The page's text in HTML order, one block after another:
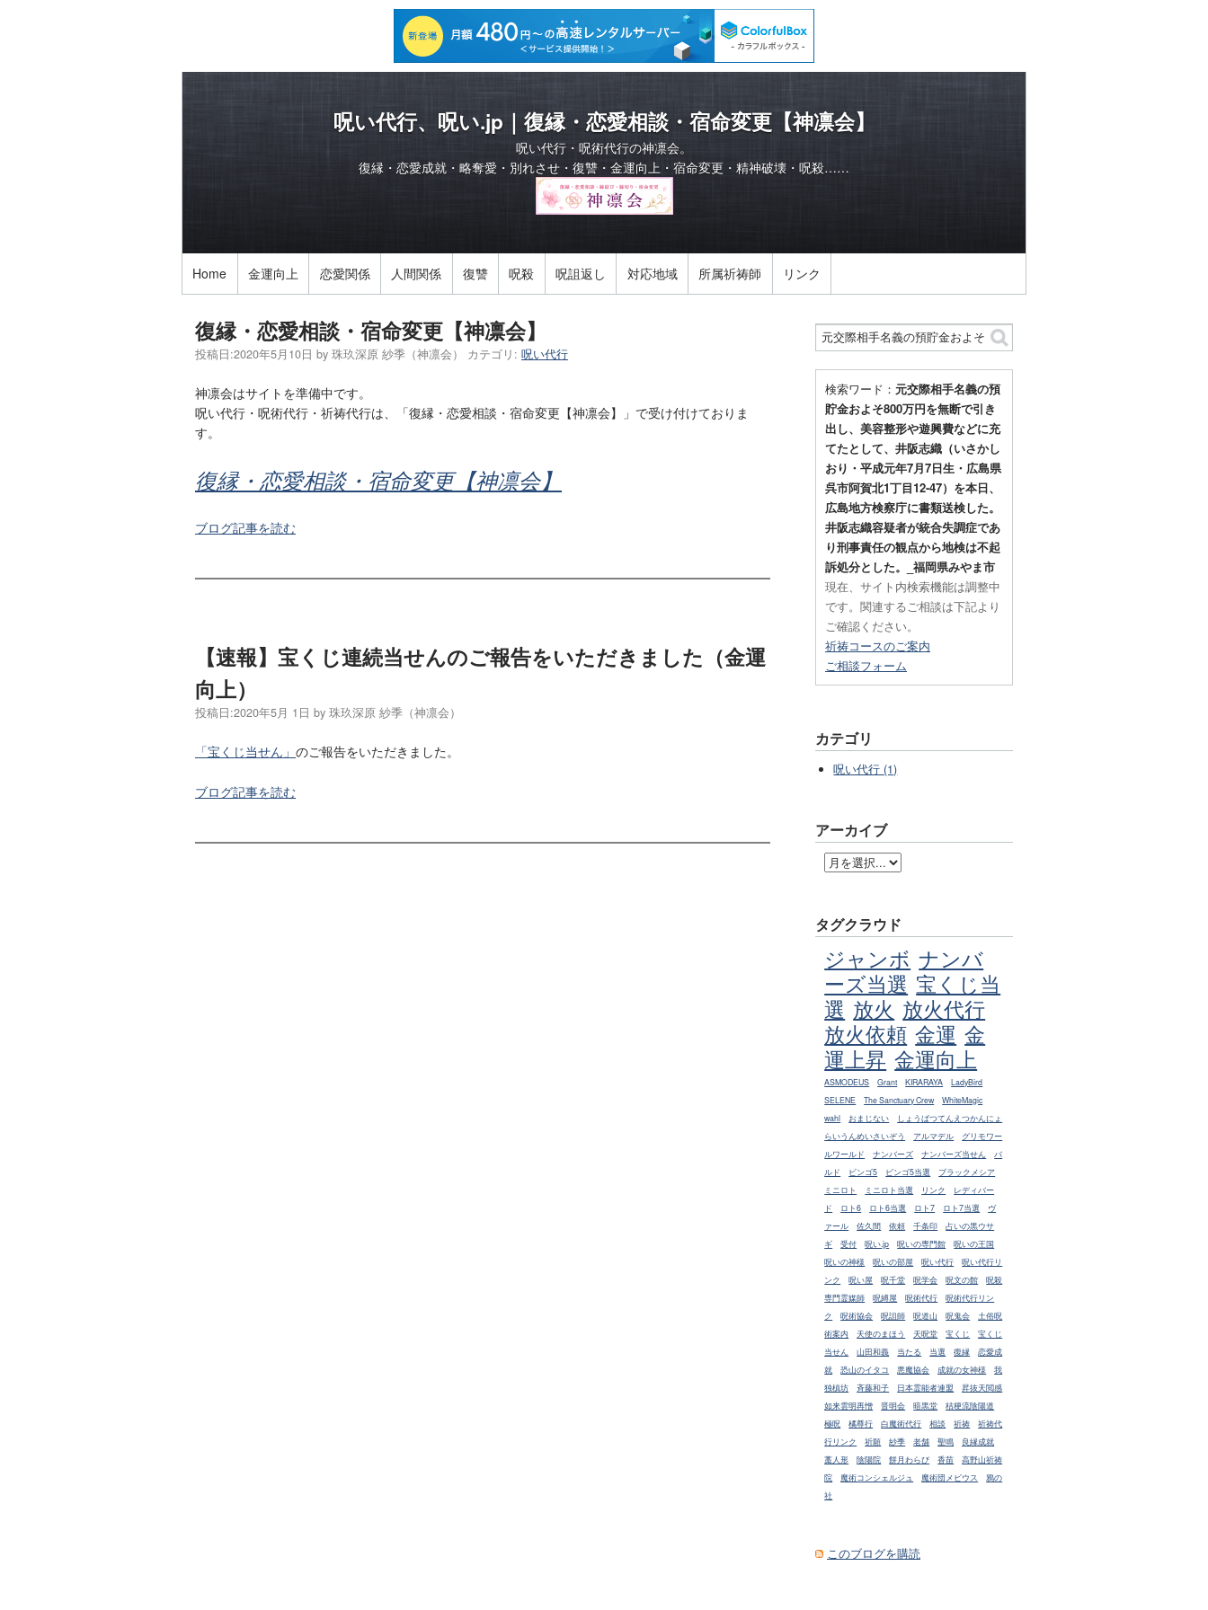
呪い代行、呪い.jp｜復縁・恋愛相談・宿命変更【神凛会】
呪い代行・呪術代行の神凛会。
復縁・恋愛成就・略奪愛・別れさせ・復讐・金運向上・宿命変更・精神破壊・呪殺……
Home 金運向上 恋愛関係 人間関係 復讐 呪殺 呪詛返し 対応地域 所属祈祷師 リンク
復縁・恋愛相談・宿命変更【神凛会】
投稿日:2020年5月10日 by 珠玖深原 紗季（神凛会） カテゴリ: 呪い代行
神凛会はサイトを準備中です。
呪い代行・呪術代行・祈祷代行は、「復縁・恋愛相談・宿命変更【神凛会】」で受け付けておりま
す。
復縁・恋愛相談・宿命変更【神凛会】
ブログ記事を読む
【速報】宝くじ連続当せんのご報告をいただきました（金運
向上）
投稿日:2020年5月 1日 by 珠玖深原 紗季（神凛会）
「宝くじ当せん」 のご報告をいただきました。
ブログ記事を読む
検索ワード： 元交際相手名義の預
貯金およそ800万円を無断で引き
出し、美容整形や遊興費などに充
てたとして、井阪志織（いさかし
おり・平成元年7月7日生・広島県
呉市阿賀北1丁目12-47）を本日、
広島地方検察庁に書類送検した。
井阪志織容疑者が統合失調症であ
り刑事責任の観点から地検は不起
訴処分とした。_福岡県みやま市
現在、サイト内検索機能は調整中
です。関連するご相談は下記より
ご確認ください。
祈祷コースのご案内
ご相談フォーム
カテゴリ
呪い代行 (1)
アーカイブ
タグクラウド
ジャンボ ナンバ
ーズ当選 宝くじ当
選 放火 放火代行
放火依頼 金運 金
運上昇 金運向上
ASMODEUS Grant KIRARAYA
LadyBird
SELENE
The Sanctuary Crew
WhiteMagic
wahl
おまじない
しょうばつてんえつかんにょ
らいうんめいさいぞう
アルマデル
グリモワー
ルワールド
ナンバーズ ナンバーズ当せん
バ
ルド
ビンゴ5 ビンゴ5当選
ブラックメシア
ミニロト
ミニロト当選 リンク
レディバー
ド
ロト6 ロト6当選 ロト7 ロト7当選
ヴ
ァール
佐久間 依頼 千条印
占いの黒ウサ
ギ
受付 呪い.jp 呪いの専門館
呪いの王国
呪いの神様
呪いの部屋 呪い代行
呪い代行リ
ンク
呪い屋 呪千堂 呪学会 呪文の館
呪殺
専門霊媒師
呪縛屋 呪術代行
呪術代行リン
ク
呪術協会 呪詛師 呪道山 呪鬼会
土俗呪
術案内
天使のまほう 天呪堂 宝くじ
宝くじ
当せん
山田和義 当たる 当選 復縁
恋愛成
就
恐山のイタコ 悪魔協会 成就の女神様
我
独槙坊
斉藤和子 日本霊能者連盟
昇抜天閲感
如来雲明再憎
晋明会 暗黒堂
桔梗流陰陽道
極呪
橘尊行 白魔術代行 相談 祈祷
祈祷代
行リンク
祈願 紗季 老舗 聖鳴
良縁成就
藁人形
陰陽院 餅月わらび 香苗
高野山祈祷
院
魔術コンシェルジュ 魔術団メビウス
鴉の
社
このブログを購読